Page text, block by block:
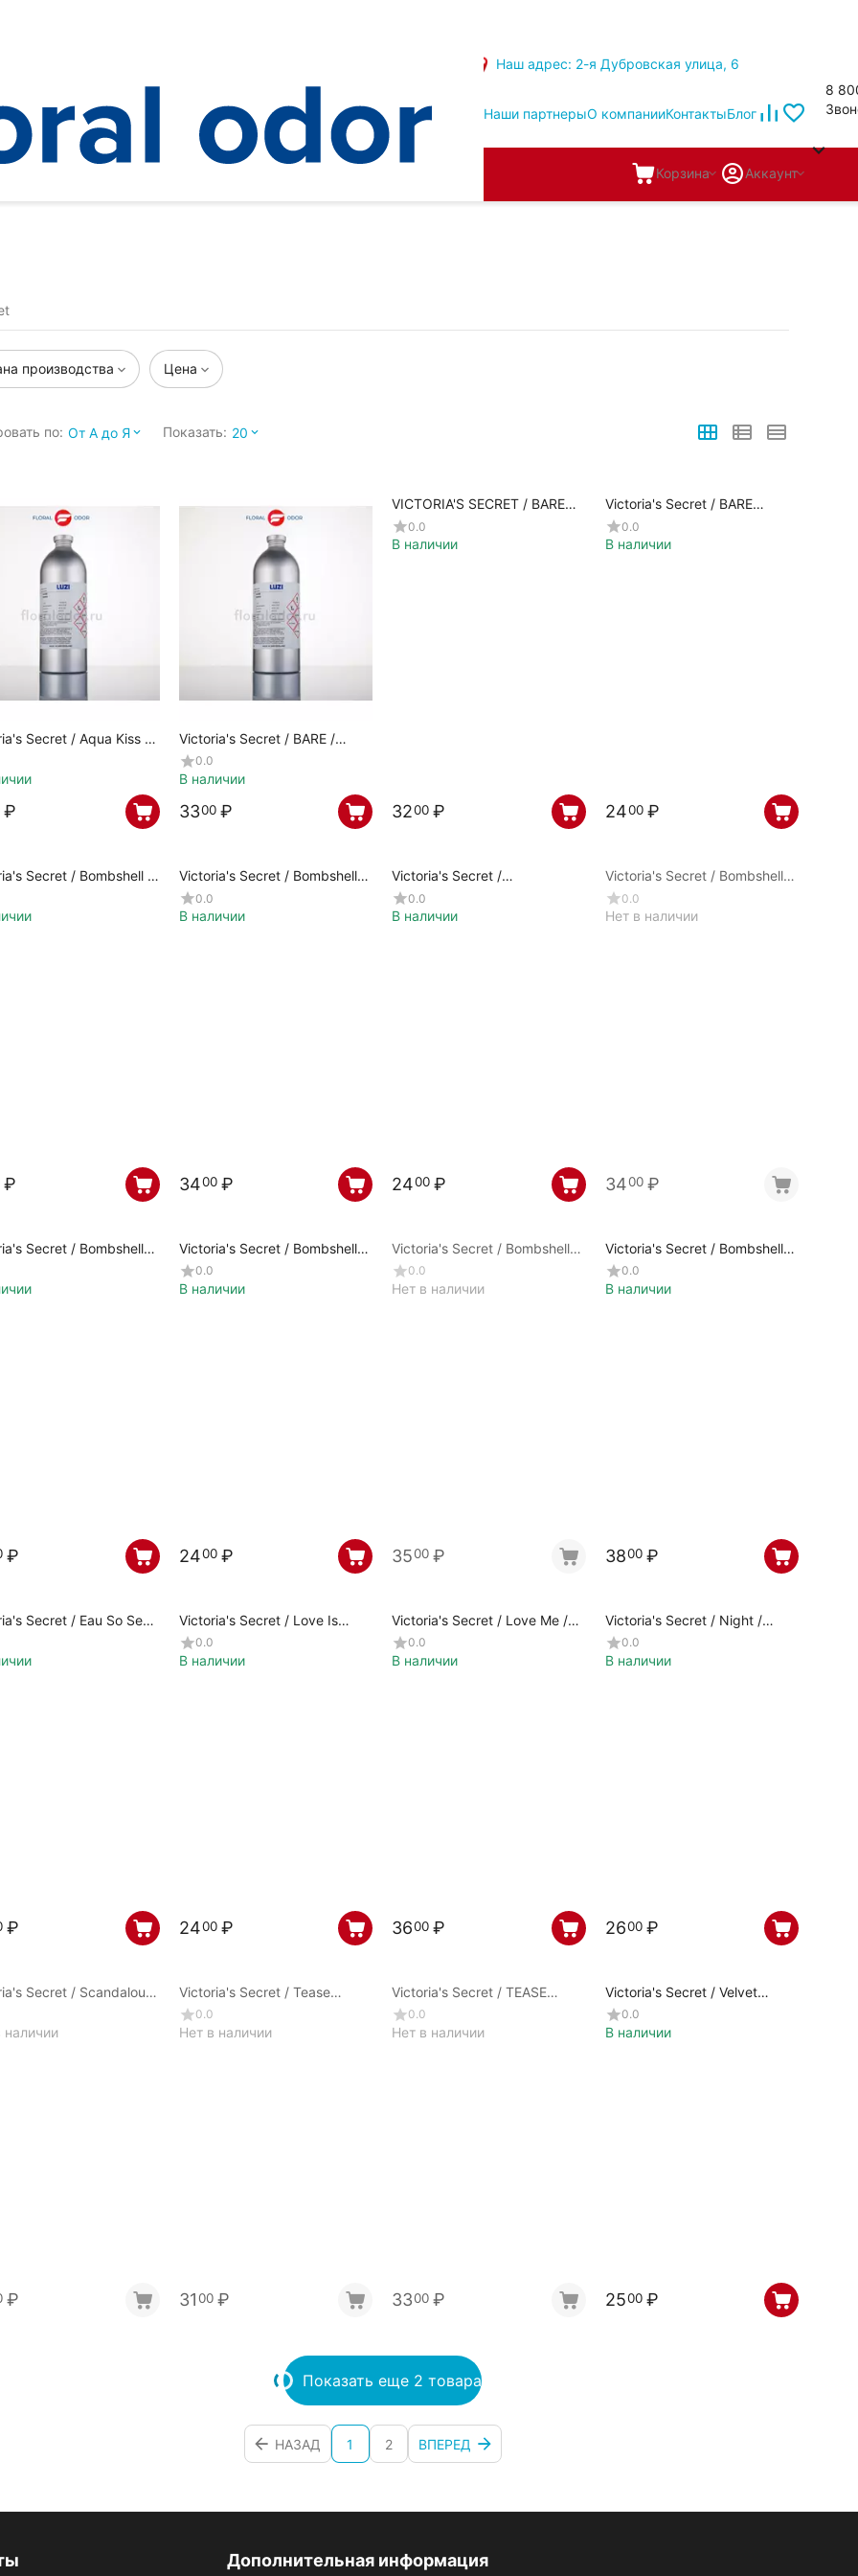
Наш адрес: 2-я Дубровская улица, 6
Наши партнерыО компанииКонтактыБлог
8
Корзина Аккаунт
производства Цена
по: От А до Я Показать: 20
Secret / Aqua Kiss /
₽
Victoria's Secret / BARE /
580260
0.0
В наличии
3300 ₽
VICTORIA'S SECRET / BARE
ROSE / 154603
0.0
В наличии
3200 ₽
Victoria's Secret / BARE
0.0
В наличии
2400 ₽
Secret / Bombshell /
₽
Victoria's Secret / Bombshell
Intense / 339741
0.0
В наличии
3400 ₽
Victoria's Secret /
BOMBSHELL ISLE (F. 2023) /
462492-A
0.0
В наличии
2400 ₽
Victoria's Secret / Bombshell
0.0
Нет в наличии
3400 ₽
Secret / Bombshell
233505
₽
Victoria's Secret / Bombshell
Paradise / 233392
0.0
В наличии
2400 ₽
Victoria's Secret / Bombshell
Paris /
0.0
Нет в наличии
3500 ₽
Victoria's Secret / Bombshell
Paris / 343960
0.0
В наличии
3800 ₽
Secret / Eau So Sexy
₽
Victoria's Secret / Love Is
Heavenly / 502580
0.0
В наличии
2400 ₽
Victoria's Secret / Love Me /
260741
0.0
В наличии
3600 ₽
Victoria's Secret / Night /
231624
0.0
В наличии
2600 ₽
Secret / Scandalous
наличии
₽
Victoria's Secret / Tease
0.0
Нет в наличии
3100 ₽
Victoria's Secret / TEASE
CREME CLOUD / 680307
0.0
Нет в наличии
3300 ₽
Victoria's Secret / Velvet
Petals / 160376
0.0
В наличии
2500 ₽
Показать еще 2 товара
НАЗАД 1 2 ВПЕРЕД
Дополнительная информация